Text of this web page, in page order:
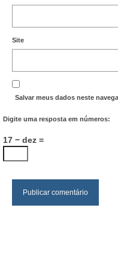
Site
Salvar meus dados neste
Digite uma resposta em números:
17 − dez =